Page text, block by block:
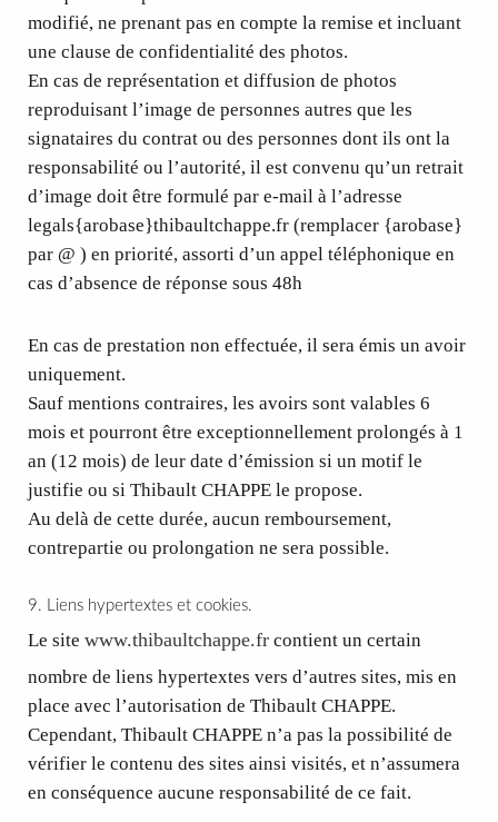
modifié, ne prenant pas en compte la remise et incluant
une clause de confidentialité des photos.
En cas de représentation et diffusion de photos
reproduisant l’image de personnes autres que les
signataires du contrat ou des personnes dont ils ont la
responsabilité ou l’autorité, il est convenu qu’un retrait
d’image doit être formulé par e-mail à l’adresse
legals{arobase}thibaultchappe.fr (remplacer {arobase}
par @ ) en priorité, assorti d’un appel téléphonique en
cas d’absence de réponse sous 48h
En cas de prestation non effectuée, il sera émis un avoir
uniquement.
Sauf mentions contraires, les avoirs sont valables 6
mois et pourront être exceptionnellement prolongés à 1
an (12 mois) de leur date d’émission si un motif le
justifie ou si Thibault CHAPPE le propose.
Au delà de cette durée, aucun remboursement,
contrepartie ou prolongation ne sera possible.
9. Liens hypertextes et cookies.
Le site www.thibaultchappe.fr contient un certain
nombre de liens hypertextes vers d’autres sites, mis en
place avec l’autorisation de Thibault CHAPPE.
Cependant, Thibault CHAPPE n’a pas la possibilité de
vérifier le contenu des sites ainsi visités, et n’assumera
en conséquence aucune responsabilité de ce fait.